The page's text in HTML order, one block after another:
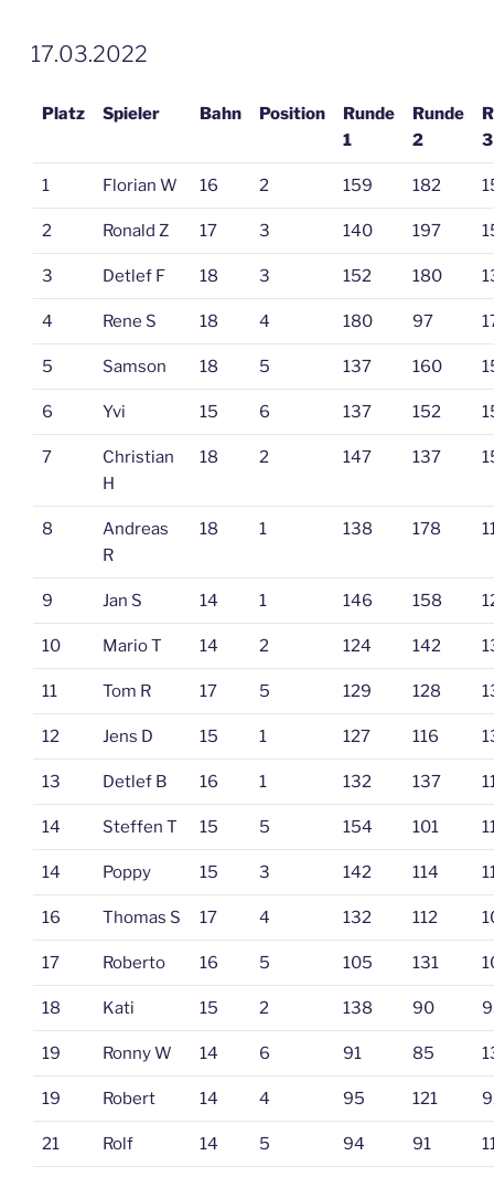
VERÖFFENTLICHT
AM
17.03.2022
Platz Spieler Bahn Position
Runde
1
Runde
2
3
1 Florian W 16 2 159 182
2 Ronald Z 17 3 140 197
3 Detlef F 18 3 152 180
4 Rene S 18 4 180 97
5 Samson 18 5 137 160
6 Yvi 15 6 137 152
7
Christian
H
18 2 147 137
8
Andreas
R
18 1 138 178
9 Jan S 14 1 146 158
10 Mario T 14 2 124 142
11 Tom R 17 5 129 128
12 Jens D 15 1 127 116
13 Detlef B 16 1 132 137
14 Steffen T 15 5 154 101
14 Poppy 15 3 142 114
16 Thomas S 17 4 132 112
17 Roberto 16 5 105 131
18 Kati 15 2 138 90
19 Ronny W 14 6 91 85
19 Robert 14 4 95 121
21 Rolf 14 5 94 91